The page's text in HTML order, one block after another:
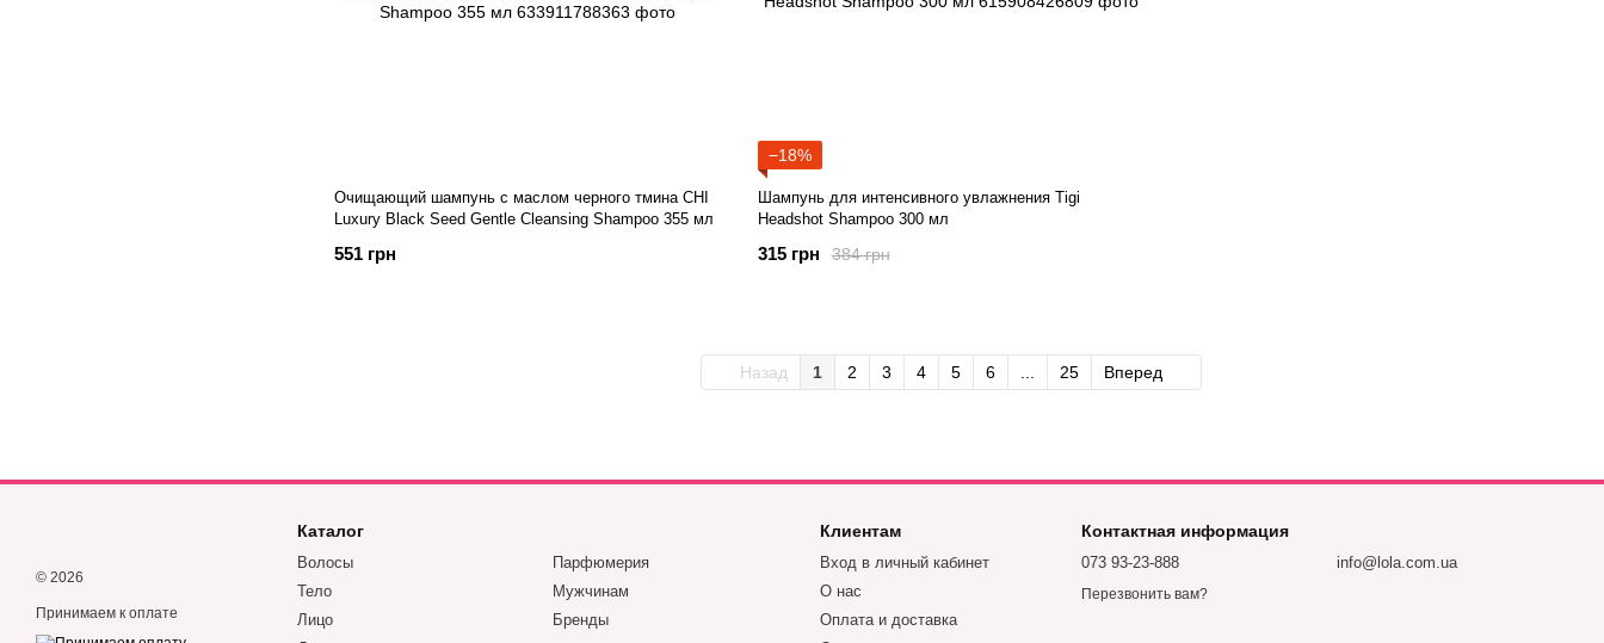
Очищающий шампунь с маслом черного тмина CHI
Luxury Black Seed Gentle Cleansing Shampoo 355 мл
551 грн
−18%
Шампунь для интенсивного увлажнения Tigi
Headshot Shampoo 300 мл
384 грн
315 грн
Назад 1 2 3 4 5 6 25 Вперед
© 2026
Принимаем к оплате
Каталог
Волосы
Тело
Лицо
Парфюмерия
Мужчинам
Бренды
Клиентам
Вход в личный кабинет
О нас
Оплата и доставка
Контактная информация
073 93-23-888
Перезвонить вам?
info@lola.com.ua